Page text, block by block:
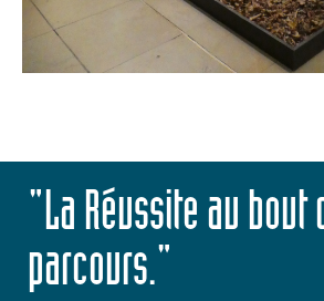
"La Réussite au bout
parcours."